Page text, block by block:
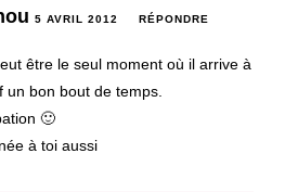
5 AVRIL 2012 RÉPONDRE
être le seul moment où il arrive à
bon bout de temps.
🙂
à toi aussi